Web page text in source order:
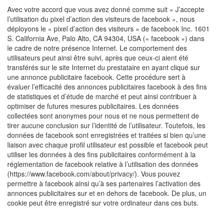
Avec votre accord que vous avez donné comme suit « J’accepte
l’utilisation du pixel d’action des visiteurs de facebook », nous
déployons le « pixel d’action des visiteurs » de facebook Inc. 1601
S. California Ave, Palo Alto, CA 94304, USA (« facebook ») dans
le cadre de notre présence Internet. Le comportement des
utilisateurs peut ainsi être suivi, après que ceux-ci aient été
transférés sur le site Internet du prestataire en ayant cliqué sur
une annonce publicitaire facebook. Cette procédure sert à
évaluer l’efficacité des annonces publicitaires facebook à des fins
de statistiques et d’étude de marché et peut ainsi contribuer à
optimiser de futures mesures publicitaires. Les données
collectées sont anonymes pour nous et ne nous permettent de
tirer aucune conclusion sur l’identité de l’utilisateur. Toutefois, les
données de facebook sont enregistrées et traitées si bien qu’une
liaison avec chaque profil utilisateur est possible et facebook peut
utiliser les données à des fins publicitaires conformément à la
réglementation de facebook relative à l’utilisation des données
(https://www.facebook.com/about/privacy/). Vous pouvez
permettre à facebook ainsi qu’à ses partenaires l’activation des
annonces publicitaires sur et en dehors de facebook. De plus, un
cookie peut être enregistré sur votre ordinateur dans ces buts.